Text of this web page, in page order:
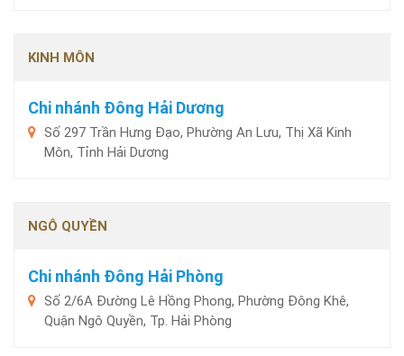
KINH MÔN
Chi nhánh Đông Hải Dương
Số 297 Trần Hưng Đạo, Phường An Lưu, Thị Xã Kinh
Môn, Tỉnh Hải Dương
NGÔ QUYỀN
Chi nhánh Đông Hải Phòng
Số 2/6A Đường Lê Hồng Phong, Phường Đông Khê,
Quận Ngô Quyền, Tp. Hải Phòng